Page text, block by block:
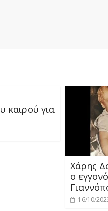
καιρού για
Χάρης
ο
16/10/